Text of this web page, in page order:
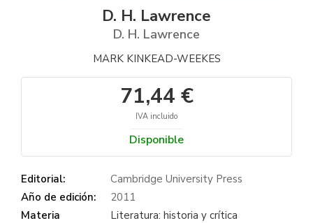
D. H. Lawrence
D. H. Lawrence
MARK KINKEAD-WEEKES
71,44 €
IVA incluido
Disponible
Editorial:
Cambridge University Press
Año de edición:
2011
Materia
Literatura: historia y crítica